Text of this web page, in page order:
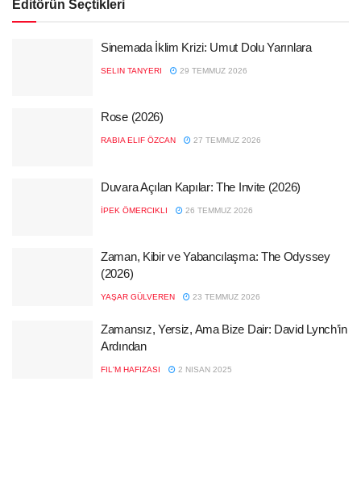
Editörün Seçtikleri
Sinemada İklim Krizi: Umut Dolu Yarınlara
SELIN TANYERI 29 TEMMUZ 2026
Rose (2026)
RABIA ELIF ÖZCAN 27 TEMMUZ 2026
Duvara Açılan Kapılar: The Invite (2026)
İPEK ÖMERCIKLI 26 TEMMUZ 2026
Zaman, Kibir ve Yabancılaşma: The Odyssey
(2026)
YAŞAR GÜLVEREN 23 TEMMUZ 2026
Zamansız, Yersiz, Ama Bize Dair: David Lynch’in
Ardından
FIL'M HAFIZASI 2 NISAN 2025